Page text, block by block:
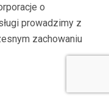
o
prowadzimy z
zachowaniu